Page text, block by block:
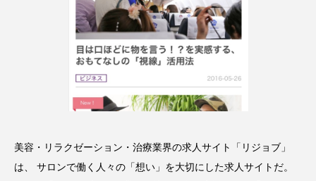
サロンクレンジング サロン戦略
サロン経営 サロン連略 シャネル
スカルプ クレンジング 頻度 スカルプケア
美容・リラクゼーション・治療業界の求人サイト「リジョブ」
は、 サロンで働く人々の「想い」を大切にした求人サイトだ。